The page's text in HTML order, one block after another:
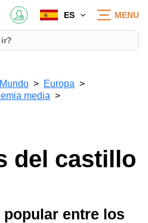
ES MENU
Mundo
Europa
media
del castillo
entre los